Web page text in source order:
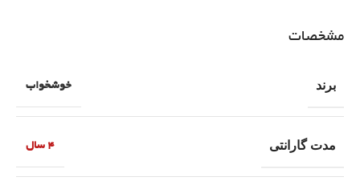
مشخصات
برند خوشخواب
مدت گارانتی 4 سال